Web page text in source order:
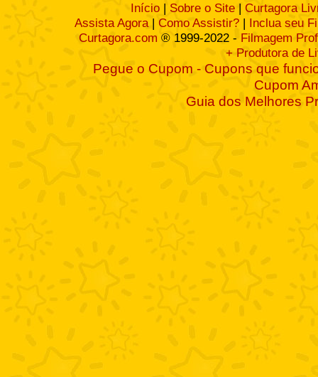
Início | Sobre o Site | Curtagora
Assista Agora| Como Assistir? | Inclua seu
Curtagora.com ® 1999-2022 - Filmagem
+ Produtora de
Pegue o Cupom - Cupons que
Cupom
Guia dos Melhores